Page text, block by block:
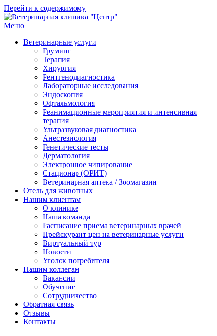
Перейти к содержимому
Меню
Ветеринарные услуги
Груминг
Терапия
Хирургия
Рентгенодиагностика
Лабораторные исследования
Эндоскопия
Офтальмология
Реанимационные мероприятия и интенсивная
терапия
Ультразвуковая диагностика
Анестезиология
Генетические тесты
Дерматология
Электронное чипирование
Стационар (ОРИТ)
Ветеринарная аптека / Зоомагазин
Отель для животных
Нашим клиентам
О клинике
Наша команда
Расписание приема ветеринарных врачей
Прейскурант цен на ветеринарные услуги
Виртуальный тур
Новости
Уголок потребителя
Нашим коллегам
Вакансии
Обучение
Сотрудничество
Обратная связь
Отзывы
Контакты